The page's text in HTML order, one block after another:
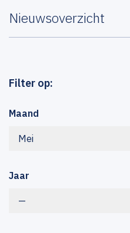
Nieuwsoverzicht
Filter op:
Maand
Mei
Jaar
—